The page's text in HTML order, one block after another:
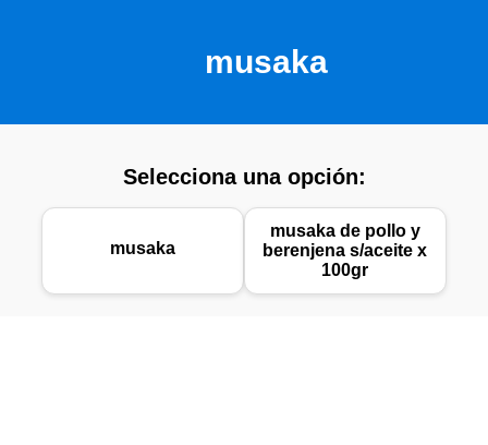
musaka
Selecciona una opción:
musaka
musaka de pollo y
berenjena s/aceite x
100gr